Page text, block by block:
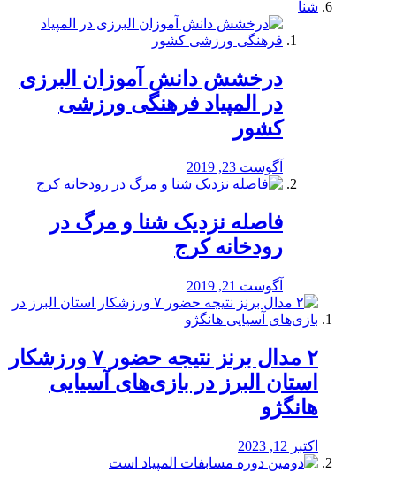
شنا
درخشش دانش آموزان البرزی
در المپیاد فرهنگی ورزشی
کشور
آگوست 23, 2019
️فاصله نزدیک شنا و مرگ در
رودخانه کرج
آگوست 21, 2019
۲ مدال برنز نتیجه حضور ۷ ورزشکار
استان البرز در بازی‌های آسیایی
هانگژو
اکتبر 12, 2023